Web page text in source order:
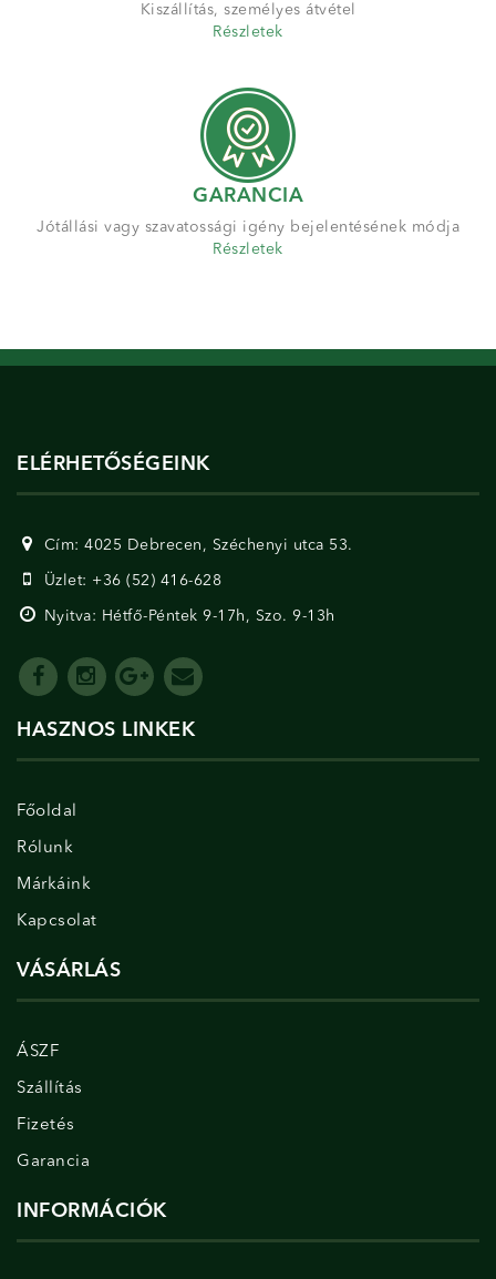
Kiszállítás, személyes átvétel
Részletek
GARANCIA
Jótállási vagy szavatossági igény bejelentésének módja
Részletek
ELÉRHETŐSÉGEINK
Cím: 4025 Debrecen, Széchenyi utca 53.
Üzlet: +36 (52) 416-628
Nyitva: Hétfő-Péntek 9-17h, Szo. 9-13h
HASZNOS LINKEK
Főoldal
Rólunk
Márkáink
Kapcsolat
VÁSÁRLÁS
ÁSZF
Szállítás
Fizetés
Garancia
INFORMÁCIÓK